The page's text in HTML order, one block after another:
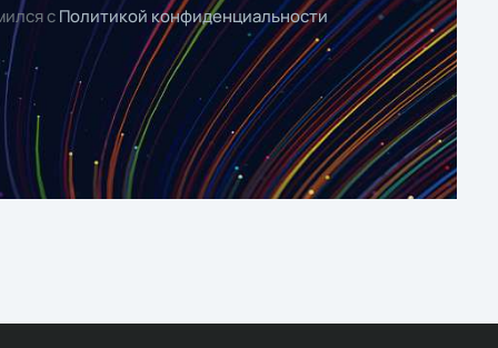
сПолитикой конфиденциальности